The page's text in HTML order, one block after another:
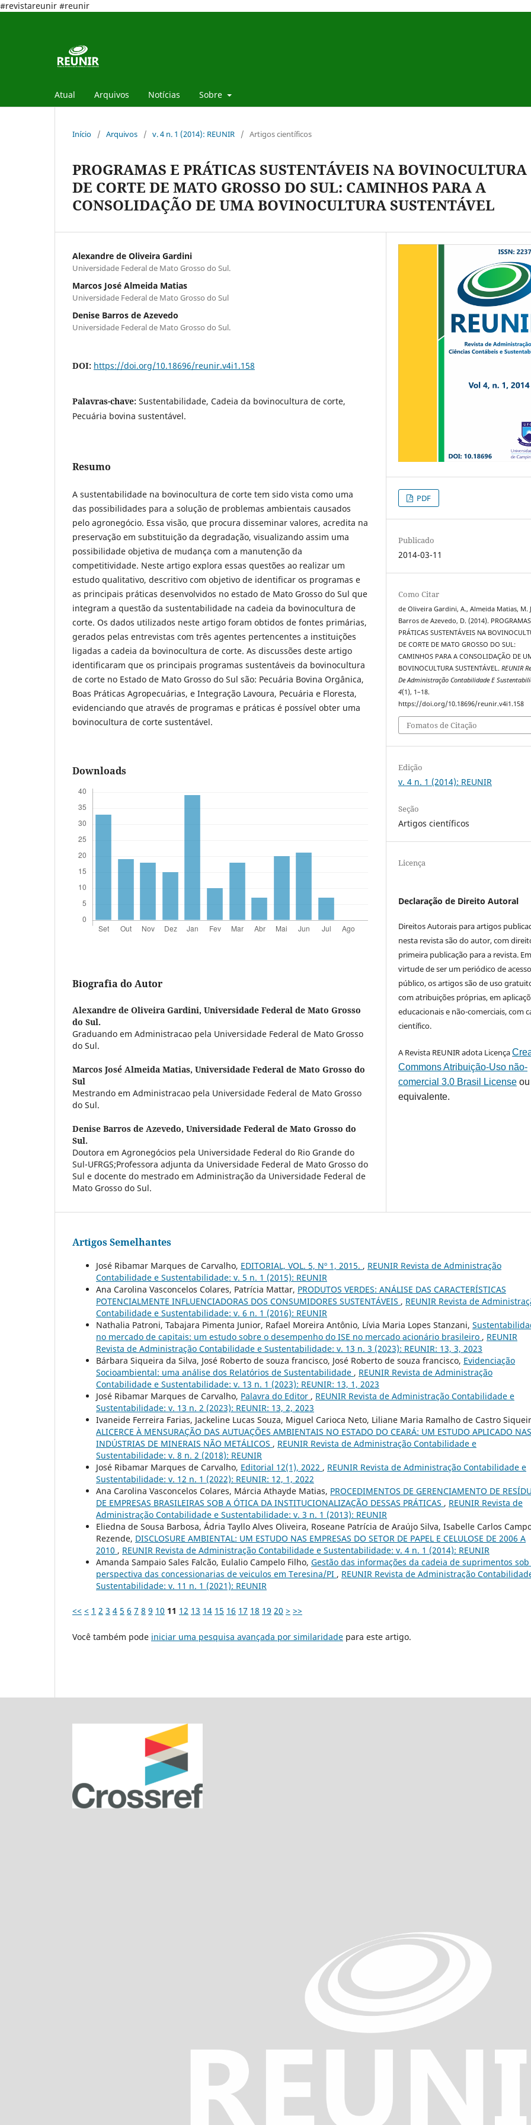
#revistareunir #reunir
Atual Arquivos Notícias Sobre
Início / Arquivos / v. 4 n. 1 (2014): REUNIR / Artigos científicos
PROGRAMAS E PRÁTICAS SUSTENTÁVEIS NA BOVINOCULTURA
DE CORTE DE MATO GROSSO DO SUL: CAMINHOS PARA A
CONSOLIDAÇÃO DE UMA BOVINOCULTURA SUSTENTÁVEL
Alexandre de Oliveira Gardini
Universidade Federal de Mato Grosso do Sul.
Marcos José Almeida Matias
Universidade Federal de Mato Grosso do Sul
Denise Barros de Azevedo
Universidade Federal de Mato Grosso do Sul.
DOI: https://doi.org/10.18696/reunir.v4i1.158
Palavras-chave: Sustentabilidade, Cadeia da bovinocultura de corte,
Pecuária bovina sustentável.
Resumo
A sustentabilidade na bovinocultura de corte tem sido vista como uma
das possibilidades para a solução de problemas ambientais causados
pelo agronegócio. Essa visão, que procura disseminar valores, acredita na
preservação em substituição da degradação, visualizando assim uma
possibilidade objetiva de mudança com a manutenção da
competitividade. Neste artigo explora essas questões ao realizar um
estudo qualitativo, descritivo com objetivo de identificar os programas e
as principais práticas desenvolvidos no estado de Mato Grosso do Sul que
integram a questão da sustentabilidade na cadeia da bovinocultura de
corte. Os dados utilizados neste artigo foram obtidos de fontes primárias,
gerados pelas entrevistas com três agentes pertencentes a instituições
ligadas a cadeia da bovinocultura de corte. As discussões deste artigo
identificaram que os principais programas sustentáveis da bovinocultura
de corte no Estado de Mato Grosso do Sul são: Pecuária Bovina Orgânica,
Boas Práticas Agropecuárias, e Integração Lavoura, Pecuária e Floresta,
evidenciando que através de programas e práticas é possível obter uma
bovinocultura de corte sustentável.
Downloads
Biografia do Autor
Alexandre de Oliveira Gardini, Universidade Federal de Mato Grosso
do Sul.
Graduando em Administracao pela Universidade Federal de Mato Grosso
do Sul.
Marcos José Almeida Matias, Universidade Federal de Mato Grosso do
Sul
Mestrando em Administracao pela Universidade Federal de Mato Grosso
do Sul.
Denise Barros de Azevedo, Universidade Federal de Mato Grosso do
Sul.
Doutora em Agronegócios pela Universidade Federal do Rio Grande do
Sul-UFRGS;Professora adjunta da Universidade Federal de Mato Grosso do
Sul e docente do mestrado em Administração da Universidade Federal de
Mato Grosso do Sul.
PDF
Publicado
2014-03-11
Como Citar
de Oliveira Gardini, A., Almeida Matias, M.
Barros de Azevedo, D. (2014).
PRÁTICAS SUSTENTÁVEIS NA
DE CORTE DE MATO GROSSO DO SUL:
CAMINHOS PARA A CONSOLIDAÇÃO DE
BOVINOCULTURA SUSTENTÁVEL.REUNIR
De Administração Contabilidade E
4(1), 1–18.
https://doi.org/10.18696/reunir.v4i1.158
Fomatos de Citação
Edição
v. 4 n. 1 (2014): REUNIR
Seção
Artigos científicos
Licença
Declaração de Direito Autoral
Direitos Autorais para artigos
nesta revista são do autor, com
primeira publicação para a revista. Em
virtude de ser um periódico de acesso
público, os artigos são de uso
com atribuições próprias, em
educacionais e não-comerciais, com
científico.
A Revista REUNIR adota Licença
Commons Atribuição-Uso não-
comercial 3.0 Brasil License
equivalente.
Artigos Semelhantes
José Ribamar Marques de Carvalho, EDITORIAL, VOL. 5, Nº 1, 2015. , REUNIR Revista de Administração
Contabilidade e Sustentabilidade: v. 5 n. 1 (2015): REUNIR
Ana Carolina Vasconcelos Colares, Patrícia Mattar, PRODUTOS VERDES: ANÁLISE DAS CARACTERÍSTICAS
POTENCIALMENTE INFLUENCIADORAS DOS CONSUMIDORES SUSTENTÁVEIS , REUNIR Revista de
Contabilidade e Sustentabilidade: v. 6 n. 1 (2016): REUNIR
Nathalia Patroni, Tabajara Pimenta Junior, Rafael Moreira Antônio, Lívia Maria Lopes Stanzani,
no mercado de capitais: um estudo sobre o desempenho do ISE no mercado acionário brasileiro , REUNIR
Revista de Administração Contabilidade e Sustentabilidade: v. 13 n. 3 (2023): REUNIR: 13, 3, 2023
Bárbara Siqueira da Silva, José Roberto de souza francisco, José Roberto de souza francisco, Evidenciação
Socioambiental: uma análise dos Relatórios de Sustentabilidade , REUNIR Revista de Administração
Contabilidade e Sustentabilidade: v. 13 n. 1 (2023): REUNIR: 13, 1, 2023
José Ribamar Marques de Carvalho, Palavra do Editor , REUNIR Revista de Administração Contabilidade e
Sustentabilidade: v. 13 n. 2 (2023): REUNIR: 13, 2, 2023
Ivaneide Ferreira Farias, Jackeline Lucas Souza, Miguel Carioca Neto, Liliane Maria Ramalho de Castro
ALICERCE À MENSURAÇÃO DAS AUTUAÇÕES AMBIENTAIS NO ESTADO DO CEARÁ: UM ESTUDO APLICADO NAS
INDÚSTRIAS DE MINERAIS NÃO METÁLICOS , REUNIR Revista de Administração Contabilidade e
Sustentabilidade: v. 8 n. 2 (2018): REUNIR
José Ribamar Marques de Carvalho, Editorial 12(1), 2022 , REUNIR Revista de Administração Contabilidade e
Sustentabilidade: v. 12 n. 1 (2022): REUNIR: 12, 1, 2022
Ana Carolina Vasconcelos Colares, Márcia Athayde Matias, PROCEDIMENTOS DE GERENCIAMENTO DE
DE EMPRESAS BRASILEIRAS SOB A ÓTICA DA INSTITUCIONALIZAÇÃO DESSAS PRÁTICAS , REUNIR Revista de
Administração Contabilidade e Sustentabilidade: v. 3 n. 1 (2013): REUNIR
Eliedna de Sousa Barbosa, Ádria Tayllo Alves Oliveira, Roseane Patrícia de Araújo Silva, Isabelle Carlos
Rezende, DISCLOSURE AMBIENTAL: UM ESTUDO NAS EMPRESAS DO SETOR DE PAPEL E CELULOSE DE 2006 A
2010 , REUNIR Revista de Administração Contabilidade e Sustentabilidade: v. 4 n. 1 (2014): REUNIR
Amanda Sampaio Sales Falcão, Eulalio Campelo Filho, Gestão das informações da cadeia de suprimentos sob
perspectiva das concessionarias de veiculos em Teresina/PI , REUNIR Revista de Administração
Sustentabilidade: v. 11 n. 1 (2021): REUNIR
<< < 1 2 3 4 5 6 7 8 9 10 11 12 13 14 15 16 17 18 19 20 > >>
Você também pode iniciar uma pesquisa avançada por similaridade para este artigo.